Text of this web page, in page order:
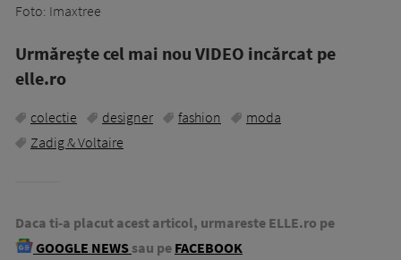
Foto: Imaxtree
Urmăreşte cel mai nou VIDEO incărcat pe
elle.ro
colectie designer fashion
moda
Zadig & Voltaire
Daca ti-a placut acest articol, urmareste ELLE.ro pe
GOOGLE NEWS sau pe FACEBOOK